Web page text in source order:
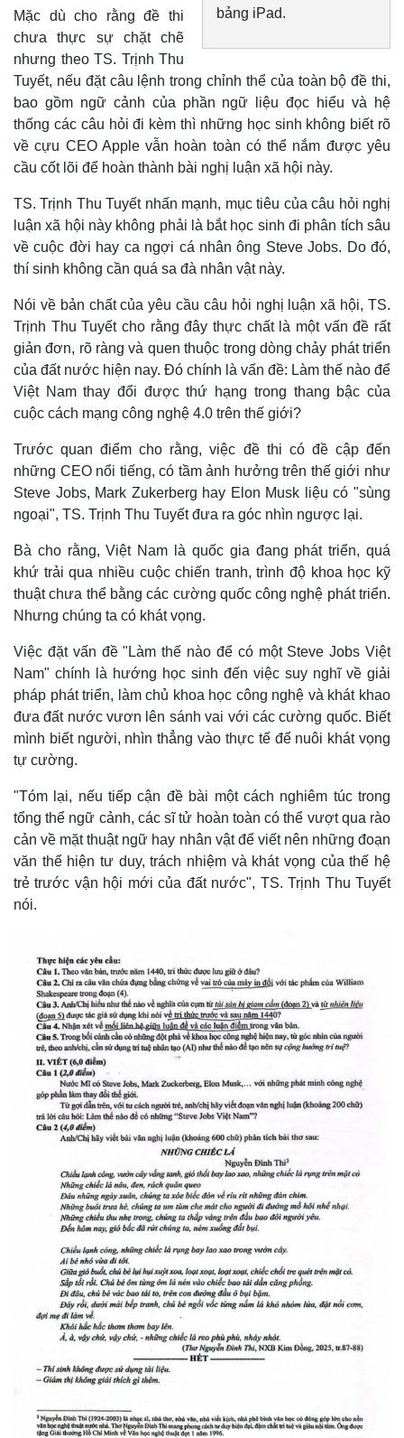
Bất động sản
Khởi nghiệp
Giá vàng
Tiêu dùng
Tỷ giá
Chứng khoán
Giá cà phê
bảng iPad.
Mặc dù cho rằng đề thi
chưa thực sự chặt chẽ
nhưng theo TS. Trịnh Thu
Tuyết, nếu đặt câu lệnh trong chỉnh thể của toàn bộ đề thi,
bao gồm ngữ cảnh của phần ngữ liệu đọc hiểu và hệ
thống các câu hỏi đi kèm thì những học sinh không biết rõ
về cựu CEO Apple vẫn hoàn toàn có thể nắm được yêu
cầu cốt lõi để hoàn thành bài nghị luận xã hội này.
TS. Trịnh Thu Tuyết nhấn mạnh, mục tiêu của câu hỏi nghị
luận xã hội này không phải là bắt học sinh đi phân tích sâu
về cuộc đời hay ca ngợi cá nhân ông Steve Jobs. Do đó,
thí sinh không cần quá sa đà nhân vật này.
Nói về bản chất của yêu cầu câu hỏi nghị luận xã hội, TS.
Trịnh Thu Tuyết cho rằng đây thực chất là một vấn đề rất
giản đơn, rõ ràng và quen thuộc trong dòng chảy phát triển
của đất nước hiện nay. Đó chính là vấn đề: Làm thế nào để
Việt Nam thay đổi được thứ hạng trong thang bậc của
cuộc cách mạng công nghệ 4.0 trên thế giới?
Trước quan điểm cho rằng, việc đề thi có đề cập đến
những CEO nổi tiếng, có tầm ảnh hưởng trên thế giới như
Steve Jobs, Mark Zukerberg hay Elon Musk liệu có "sùng
ngoại", TS. Trịnh Thu Tuyết đưa ra góc nhìn ngược lại.
Bà cho rằng, Việt Nam là quốc gia đang phát triển, quá
khứ trải qua nhiều cuộc chiến tranh, trình độ khoa học kỹ
thuật chưa thể bằng các cường quốc công nghệ phát triển.
Nhưng chúng ta có khát vọng.
Việc đặt vấn đề "Làm thế nào để có một Steve Jobs Việt
Nam" chính là hướng học sinh đến việc suy nghĩ về giải
pháp phát triển, làm chủ khoa học công nghệ và khát khao
đưa đất nước vươn lên sánh vai với các cường quốc. Biết
mình biết người, nhìn thẳng vào thực tế để nuôi khát vọng
tự cường.
"Tóm lại, nếu tiếp cận đề bài một cách nghiêm túc trong
tổng thể ngữ cảnh, các sĩ tử hoàn toàn có thể vượt qua rào
cản về mặt thuật ngữ hay nhân vật để viết nên những đoạn
văn thể hiện tư duy, trách nhiệm và khát vọng của thế hệ
trẻ trước vận hội mới của đất nước", TS. Trịnh Thu Tuyết
nói.